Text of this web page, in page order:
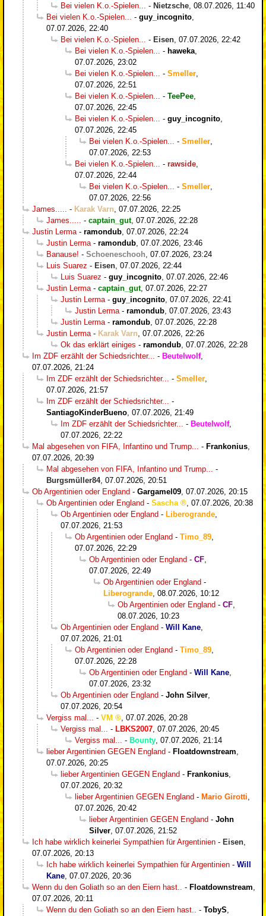
Bei vielen K.o.-Spielen...
- Nietzsche 08.07.2026, 11:40
Bei vielen K.o.-Spielen...
- guy_incognito
07.07.2026, 22:40
Bei vielen K.o.-Spielen...
- Eisen 07.07.2026, 22:42
Bei vielen K.o.-Spielen...
- haweka
07.07.2026, 23:02
Bei vielen K.o.-Spielen...
- Smeller
07.07.2026, 22:51
Bei vielen K.o.-Spielen...
- TeePee
07.07.2026, 22:45
Bei vielen K.o.-Spielen...
- guy_incognito
07.07.2026, 22:45
Bei vielen K.o.-Spielen...
- Smeller
07.07.2026, 22:53
Bei vielen K.o.-Spielen...
- rawside
07.07.2026, 22:44
Bei vielen K.o.-Spielen...
- Smeller
07.07.2026, 22:56
James.....
- Karak Varn 07.07.2026, 22:25
James.....
- captain_gut, 07.07.2026, 22:28
Justin Lerma - ramondub 07.07.2026, 22:24
Justin Lerma - ramondub 07.07.2026, 23:46
Banause! - Schoeneschooh 07.07.2026, 23:24
Luis Suarez - Eisen 07.07.2026, 22:44
Luis Suarez - guy_incognito 07.07.2026, 22:46
Justin Lerma - captain_gut, 07.07.2026, 22:27
Justin Lerma - guy_incognito 07.07.2026, 22:41
Justin Lerma - ramondub 07.07.2026, 23:43
Justin Lerma - ramondub 07.07.2026, 22:28
Justin Lerma - Karak Varn 07.07.2026, 22:26
Ok das erklärt einiges - ramondub 07.07.2026, 22:28
Im ZDF erzählt der Schiedsrichter...
- Beutelwolf,
07.07.2026, 21:24
Im ZDF erzählt der Schiedsrichter...
- Smeller
07.07.2026, 21:57
Im ZDF erzählt der Schiedsrichter...
-
SantiagoKinderBueno 07.07.2026, 21:49
Im ZDF erzählt der Schiedsrichter...
- Beutelwolf,
07.07.2026, 22:22
Mal abgesehen von FIFA, Infantino und Trump...
- Frankonius
07.07.2026, 20:39
Mal abgesehen von FIFA, Infantino und Trump...
-
Burgsmüller84, 07.07.2026, 20:51
Ob Argentinien oder England - Gargamel09 07.07.2026, 20:15
Ob Argentinien oder England - Sascha
07.07.2026, 20:38
Ob Argentinien oder England - Liberogrande
07.07.2026, 21:53
Ob Argentinien oder England - Timo_89
07.07.2026, 22:29
Ob Argentinien oder England - CF
07.07.2026, 22:49
Ob Argentinien oder England -
Liberogrande 08.07.2026, 10:12
Ob Argentinien oder England - CF
08.07.2026, 10:23
Ob Argentinien oder England - Will Kane
07.07.2026, 21:01
Ob Argentinien oder England - Timo_89
07.07.2026, 22:28
Ob Argentinien oder England - Will Kane
07.07.2026, 23:32
Ob Argentinien oder England - John Silver
07.07.2026, 20:54
Vergiss mal...
- VM
07.07.2026, 20:28
Vergiss mal...
- LBKS2007 07.07.2026, 20:45
Vergiss mal...
- Bounty 07.07.2026, 21:14
lieber Argentinien GEGEN England - Floatdownstream
07.07.2026, 20:25
lieber Argentinien GEGEN England - Frankonius
07.07.2026, 20:32
lieber Argentinien GEGEN England - Mario Girotti
07.07.2026, 20:42
lieber Argentinien GEGEN England - John
Silver 07.07.2026, 21:52
Ich habe wirklich keinerlei Sympathien für Argentinien - Eisen
07.07.2026, 20:13
Ich habe wirklich keinerlei Sympathien für Argentinien - Will
Kane 07.07.2026, 20:36
Wenn du den Goliath so an den Eiern hast..
- Floatdownstream
07.07.2026, 20:11
Wenn du den Goliath so an den Eiern hast..
- TobyS